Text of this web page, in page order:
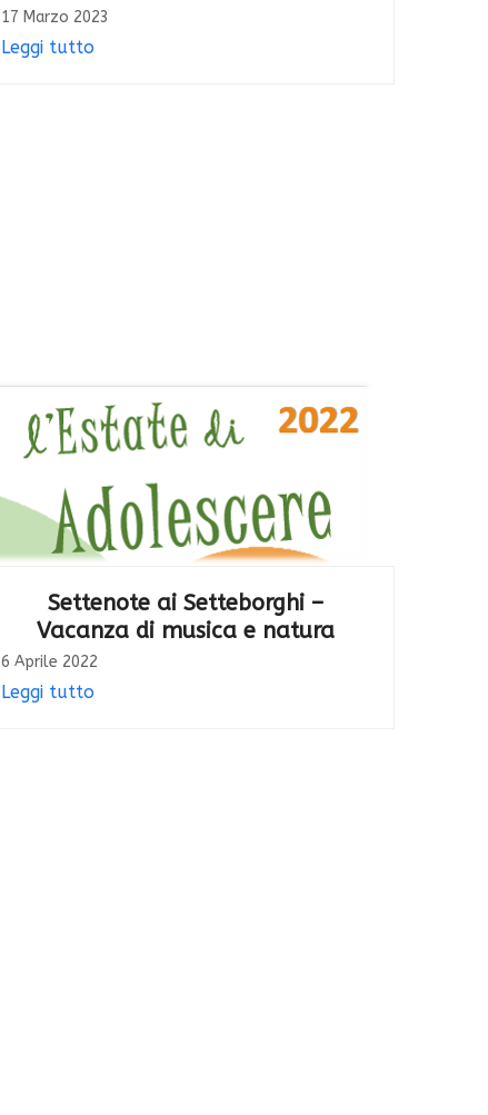
17 Marzo 2023
Leggi tutto
Settenote ai Setteborghi –
Vacanza di musica e natura
6 Aprile 2022
Leggi tutto